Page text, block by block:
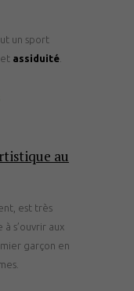
un sport
et assiduité
au
est très
s’ouvrir aux
garçon en